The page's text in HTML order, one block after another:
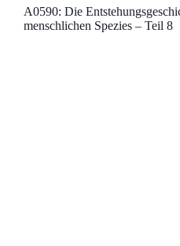
A0590: Die
menschlichen Spezies – Teil 8